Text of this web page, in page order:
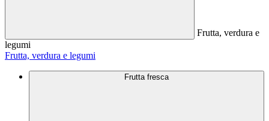
Frutta, verdura e
legumi
Frutta, verdura e legumi
Frutta fresca